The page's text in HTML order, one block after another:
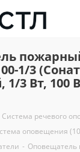
1/3
1/3 Вт, 100
Система речевого
оповещения
- Оповещатель